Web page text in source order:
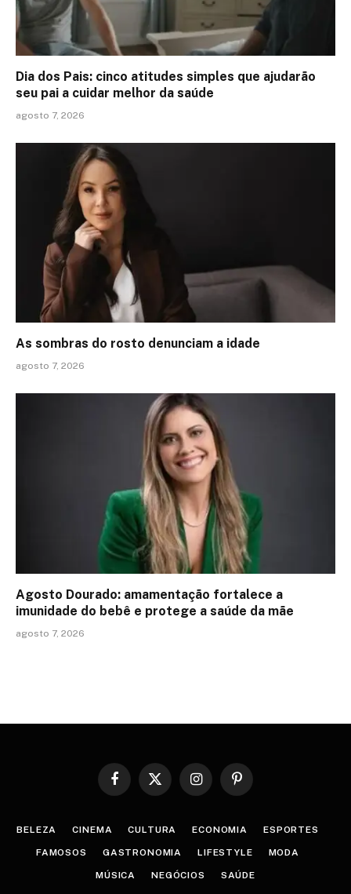
Dia dos Pais: cinco atitudes simples que ajudarão
seu pai a cuidar melhor da saúde
agosto 7, 2026
As sombras do rosto denunciam a idade
agosto 7, 2026
Agosto Dourado: amamentação fortalece a
imunidade do bebê e protege a saúde da mãe
agosto 7, 2026
Facebook
X
InstagramPinterest
BELEZA CINEMA CULTURA ECONOMIA ESPORTES
FAMOSOS GASTRONOMIA LIFESTYLE MODA
MÚSICA NEGÓCIOS SAÚDE